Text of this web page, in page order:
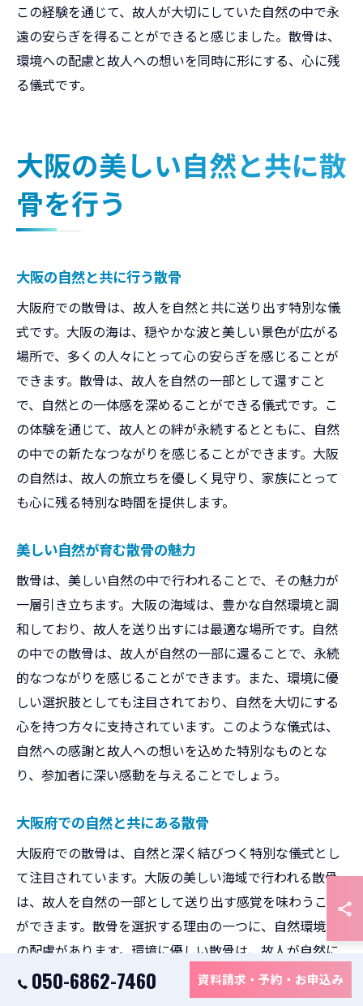
この経験を通じて、故人が大切にしていた自然の中で永
遠の安らぎを得ることができると感じました。散骨は、
環境への配慮と故人への想いを同時に形にする、心に残
る儀式です。
大阪の美しい自然と共に散
骨を行う
大阪の自然と共に行う散骨
大阪府での散骨は、故人を自然と共に送り出す特別な儀
式です。大阪の海は、穏やかな波と美しい景色が広がる
場所で、多くの人々にとって心の安らぎを感じることが
できます。散骨は、故人を自然の一部として還すこと
で、自然との一体感を深めることができる儀式です。こ
の体験を通じて、故人との絆が永続するとともに、自然
の中での新たなつながりを感じることができます。大阪
の自然は、故人の旅立ちを優しく見守り、家族にとって
も心に残る特別な時間を提供します。
美しい自然が育む散骨の魅力
散骨は、美しい自然の中で行われることで、その魅力が
一層引き立ちます。大阪の海域は、豊かな自然環境と調
和しており、故人を送り出すには最適な場所です。自然
の中での散骨は、故人が自然の一部に還ることで、永続
的なつながりを感じることができます。また、環境に優
しい選択肢としても注目されており、自然を大切にする
心を持つ方々に支持されています。このような儀式は、
自然への感謝と故人への想いを込めた特別なものとな
り、参加者に深い感動を与えることでしょう。
大阪府での自然と共にある散骨
大阪府での散骨は、自然と深く結びつく特別な儀式とし
て注目されています。大阪の美しい海域で行われる散骨
は、故人を自然の一部として送り出す感覚を味わうこと
ができます。散骨を選択する理由の一つに、自然環境へ
の配慮があります。環境に優しい散骨は、故人が自然に
溶け込むように、永続的な存在として残ることを可能に
します。また、海洋散骨を通じて、故人との絆をより深
050-6862-7460 資料請求・予約・お申込み